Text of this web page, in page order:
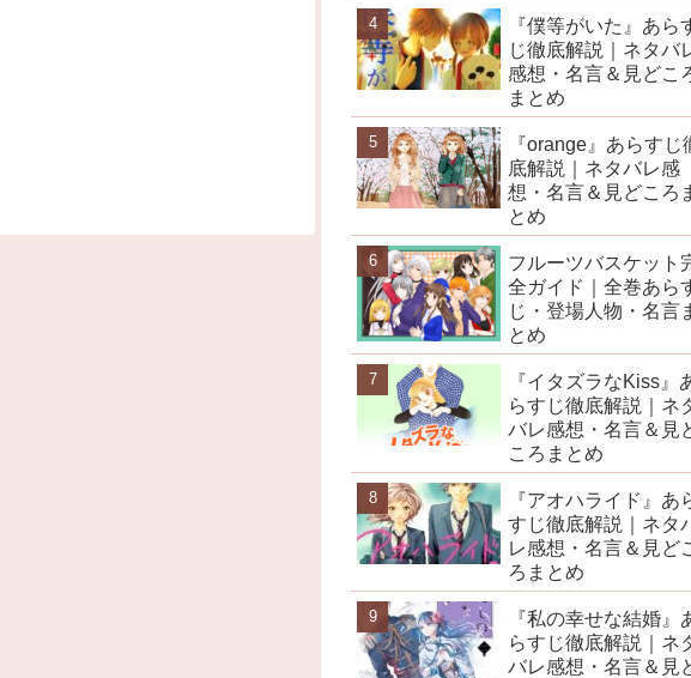
『僕等がいた』あら
じ徹底解説｜ネタバ
感想・名言＆見どこ
まとめ
『orange』あらすじ
底解説｜ネタバレ感
想・名言＆見どころ
とめ
フルーツバスケット
全ガイド｜全巻あら
じ・登場人物・名言
とめ
『イタズラなKiss』
らすじ徹底解説｜ネ
バレ感想・名言＆見
ころまとめ
『アオハライド』あ
すじ徹底解説｜ネタ
レ感想・名言＆見ど
ろまとめ
『私の幸せな結婚』
らすじ徹底解説｜ネ
バレ感想・名言＆見